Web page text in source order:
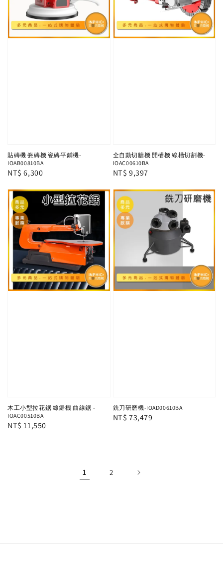
貼磚機 瓷磚機 瓷磚平鋪機-
IOAB00810BA
Regular
NT$ 6,300
全自動切牆機 開槽機 線槽切割機-
IOAC00610BA
Regular
NT$ 9,397
木工小型拉花鋸 線鋸機 曲線鋸 -
IOAC00510BA
Regular
NT$ 11,550
銑刀研磨機-IOAD00610BA
Regular
NT$ 73,479
1 2